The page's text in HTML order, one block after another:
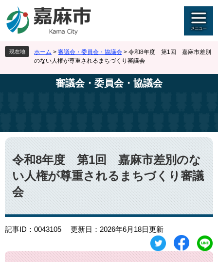
ジ
先
頭
す
ュ
を
飛
し
現在地 ホーム > 審議会・委員会・協議会 > 令和8年度 第1回 嘉麻市差別
のない人権が尊重されるまちづくり審議会
審議会・委員会・協議会
本
文
令和8年度 第1回 嘉麻市差別のな
い人権が尊重されるまちづくり審議
会
記事ID：0043105 更新日：2026年6月18日更新